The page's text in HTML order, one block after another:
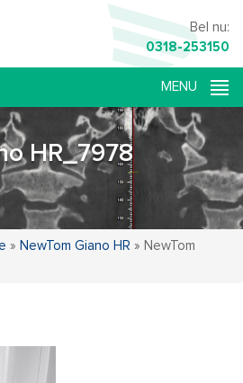
Bel nu:
0318-253150
HR_7978
» NewTom Giano HR » NewTom